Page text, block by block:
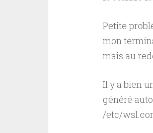
Petite
mon
mais au
Il y a bien
généré
/etc/